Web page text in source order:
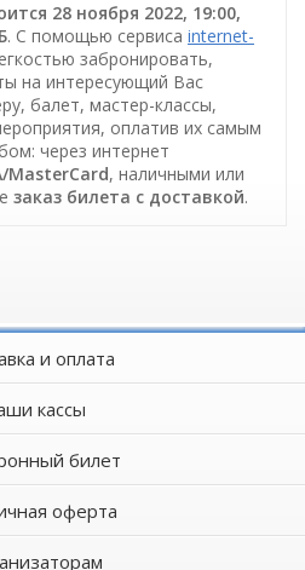
28 ноября 2022, 19:00,
. С помощью сервиса internet-
забронировать,
на интересующий Вас
балет, мастер-классы,
оплатив их самым
через интернет
MasterCard, наличными или
заказ билета c доставкой.
и оплата
кассы
билет
оферта